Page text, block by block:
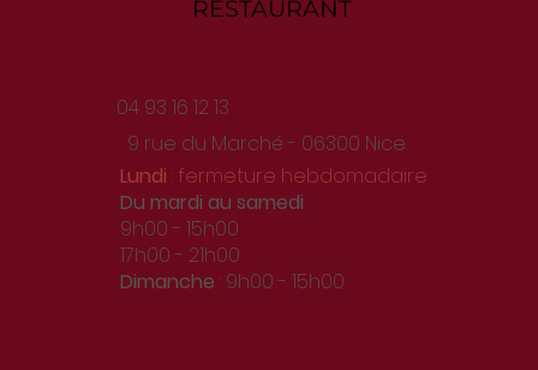
RESTAURANT
9 rue du Marché - 06300 Nice
04 93 16 12 13
Lundi : fermeture hebdomadaire
Du mardi au samedi :
9h00 - 15h00
17h00 - 21h00
Dimanche : 9h00 - 15h00